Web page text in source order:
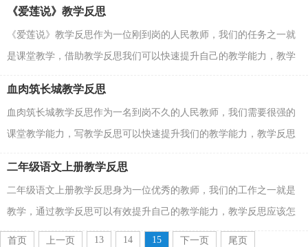
《爱莲说》教学反思
《爱莲说》教学反思作为一位刚到岗的人民教师，我们的任务之一就
是课堂教学，借助教学反思我们可以快速提升自己的教学能力，教学
血肉筑长城教学反思
血肉筑长城教学反思作为一名到岗不久的人民教师，我们需要很强的
课堂教学能力，写教学反思可以快速提升我们的教学能力，教学反思
二年级语文上册教学反思
二年级语文上册教学反思身为一位优秀的教师，我们的工作之一就是
教学，通过教学反思可以有效提升自己的教学能力，教学反思应该怎
么写才好呢？以下是小编收集整理的二年级语文上册教...
首页 上一页 13 14 15 下一页 尾页